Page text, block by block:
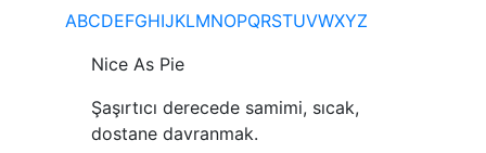
ABCDEFGHIJKLMNOPQRSTUVWXYZ
Nice As Pie
Şaşırtıcı derecede samimi, sıcak,
dostane davranmak.